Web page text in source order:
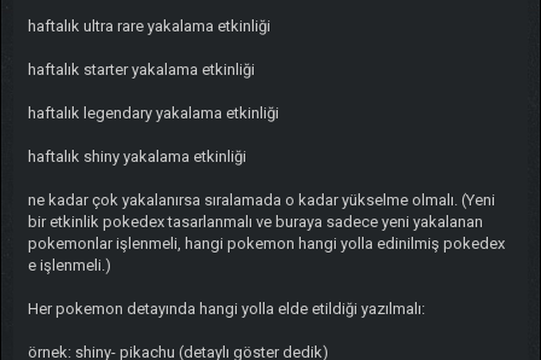
haftalık ultra rare yakalama etkinliği
haftalık starter yakalama etkinliği
haftalık legendary yakalama etkinliği
haftalık shiny yakalama etkinliği
ne kadar çok yakalanırsa sıralamada o kadar yükselme olmalı. (Yeni
bir etkinlik pokedex tasarlanmalı ve buraya sadece yeni yakalanan
pokemonlar işlenmeli, hangi pokemon hangi yolla edinilmiş pokedex
e işlenmeli.)
Her pokemon detayında hangi yolla elde etildiği yazılmalı:
örnek: shiny- pikachu (detaylı göster dedik)